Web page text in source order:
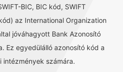
BIC, BIC kód, SWIFT
az International Organization
jóváhagyott Bank Azonosító
Ez egyedülálló azonosító kód a
intézmények számára.